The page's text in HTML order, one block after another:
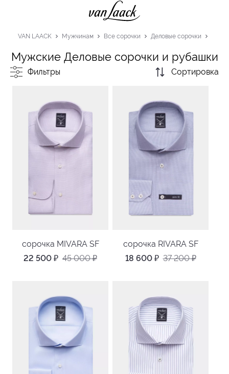
VAN LAACK Мужчинам Все сорочки Деловые сорочки
Мужские Деловые сорочки и рубашки
Фильтры Сортировка
сорочка MIVARA SF
22 500 ₽ 45 000₽
сорочка RIVARA SF
18 600 ₽ 37 200₽